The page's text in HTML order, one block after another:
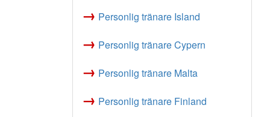
→ Personlig tränare Island
→ Personlig tränare Cypern
→ Personlig tränare Malta
→ Personlig tränare Finland